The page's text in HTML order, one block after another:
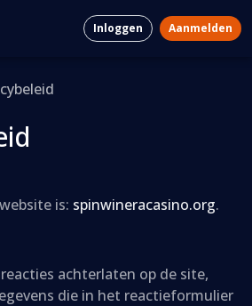
Inloggen Aanmelden
is: spinwineracasino.org.
achterlaten op de site,
die in het reactieformulier